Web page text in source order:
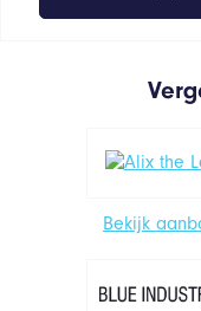
Bekijk